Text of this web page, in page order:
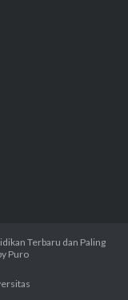
Terbaru dan Paling
Puro